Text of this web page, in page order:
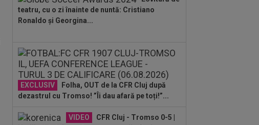
”ștearsă complet” și nu s-a mai putut
abține: ”Trebuie...
de puncte...
18:48
Probleme pentru ultimul jucător
transferat de Dinamo? Ce a spus Nuno
Campos
teatru, cu o zi înainte de nuntă: Cristiano
Ronaldo și Georgina...
EXCLUSIV
Folha, OUT de la CFR Cluj după
dezastrul cu Tromso! ”Îi dau afară pe toți!”...
VIDEO
CFR Cluj - Tromso 0-5 |